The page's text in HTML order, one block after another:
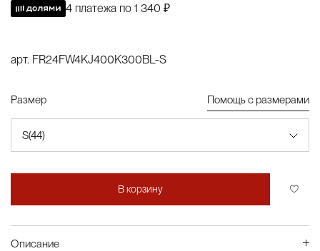
Размер Помощь с размерами
S(44)
4 платежа по 1 340 ₽
арт. FR24FW4KJ400K300BL-S
В корзину
Описание